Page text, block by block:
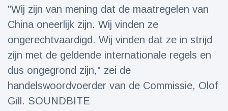
Adembenemende
beelden:
acrobaat toont
spectaculaire
stunts
17 July
30 Bekeken
op
Een van de
grootste
radiotelescopen
"Wij zijn van mening dat de maatregelen van
China oneerlijk zijn. Wij vinden ze
ongerechtvaardigd. Wij vinden dat ze in strijd
zijn met de geldende internationale regels en
dus ongegrond zijn," zei de
handelswoordvoerder van de Commissie, Olof
Gill. SOUNDBITE